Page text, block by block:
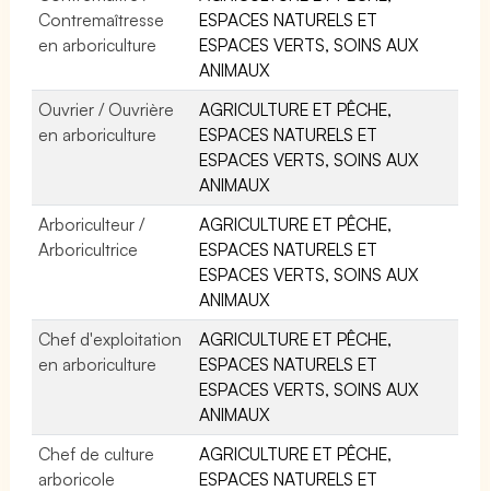
Contremaîtresse
en arboriculture
ESPACES NATURELS ET
ESPACES VERTS, SOINS AUX
ANIMAUX
Ouvrier / Ouvrière
en arboriculture
AGRICULTURE ET PÊCHE,
ESPACES NATURELS ET
ESPACES VERTS, SOINS AUX
ANIMAUX
Arboriculteur /
Arboricultrice
AGRICULTURE ET PÊCHE,
ESPACES NATURELS ET
ESPACES VERTS, SOINS AUX
ANIMAUX
Chef d'exploitation
en arboriculture
AGRICULTURE ET PÊCHE,
ESPACES NATURELS ET
ESPACES VERTS, SOINS AUX
ANIMAUX
Chef de culture
arboricole
AGRICULTURE ET PÊCHE,
ESPACES NATURELS ET